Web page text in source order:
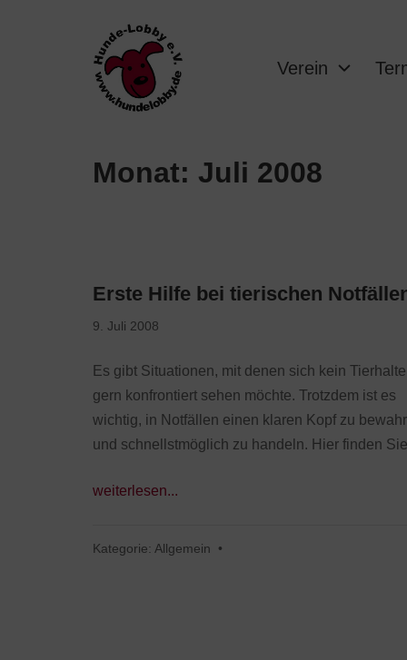
Verein
Monat: Juli 2008
Erste Hilfe bei tierischen
9. Juli 2008
Es gibt Situationen, mit denen sich kein
gern konfrontiert sehen möchte. Trotzdem ist es
wichtig, in Notfällen einen klaren Kopf zu
und schnellstmöglich zu handeln. Hier finden
weiterlesen...
Kategorie: Allgemein •